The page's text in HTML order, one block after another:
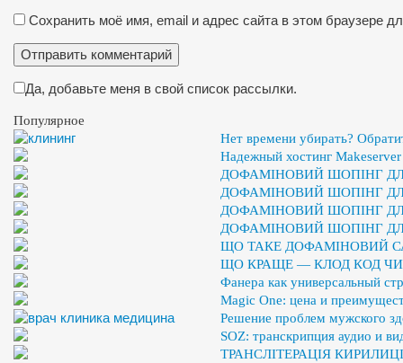
Сохранить моё имя, email и адрес сайта в этом браузере
Да, добавьте меня в свой список рассылки.
Популярное
Нет времени убирать?
Надежный хостинг
ДОФАМІНОВИЙ ШОПІНГ
ДОФАМІНОВИЙ ШОПІНГ
ДОФАМІНОВИЙ ШОПІНГ
ДОФАМІНОВИЙ ШОПІНГ
ЩО ТАКЕ ДОФАМІНОВИЙ
ЩО КРАЩЕ — КЛОД КОД
Фанера как универсальный
Magic One: цена и
Решение проблем мужского
SOZ: транскрипция аудио и
ТРАНСЛІТЕРАЦІЯ